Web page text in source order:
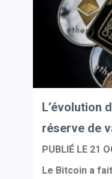
L’évolution
réserve de
PUBLIÉ LE 21
Le Bitcoin a